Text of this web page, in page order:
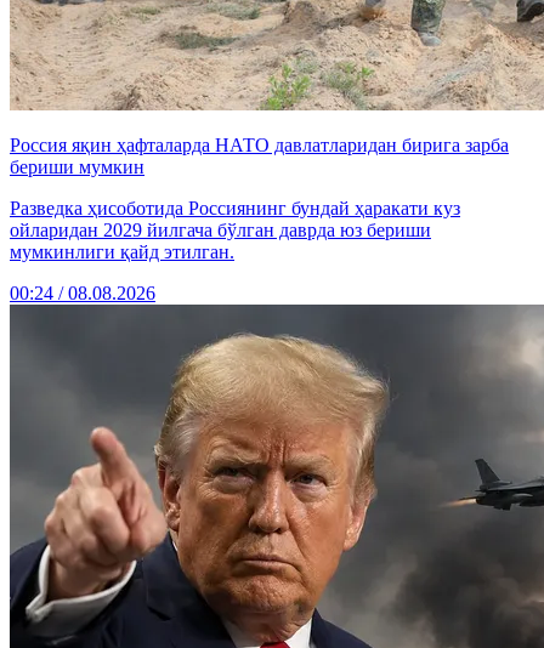
Россия яқин ҳафталарда НАТО давлатларидан бирига зарба
бериши мумкин
Разведка ҳисоботида Россиянинг бундай ҳаракати куз
ойларидан 2029 йилгача бўлган даврда юз бериши
мумкинлиги қайд этилган.
00:24 / 08.08.2026